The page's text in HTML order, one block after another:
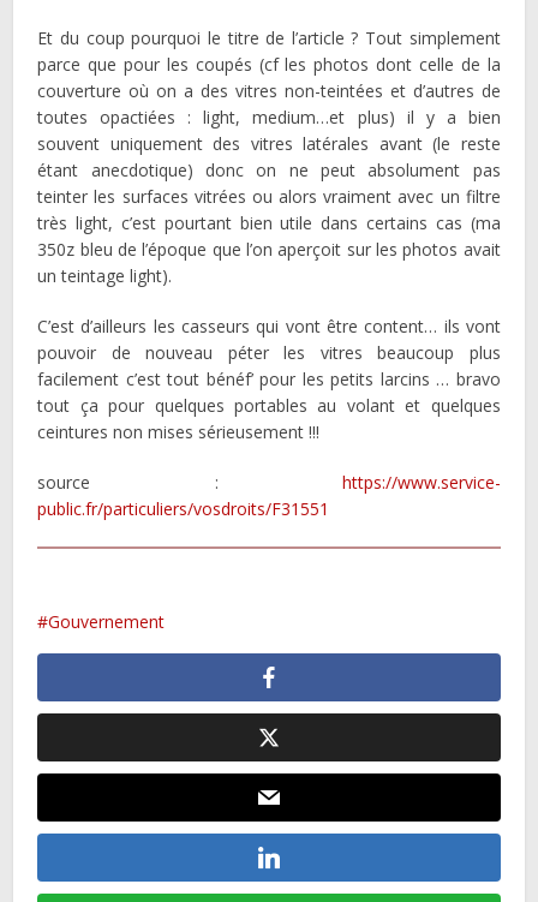
Et du coup pourquoi le titre de l’article ? Tout simplement
parce que pour les coupés (cf les photos dont celle de la
couverture où on a des vitres non-teintées et d’autres de
toutes opactiées : light, medium…et plus) il y a bien
souvent uniquement des vitres latérales avant (le reste
étant anecdotique) donc on ne peut absolument pas
teinter les surfaces vitrées ou alors vraiment avec un filtre
très light, c’est pourtant bien utile dans certains cas (ma
350z bleu de l’époque que l’on aperçoit sur les photos avait
un teintage light).
C’est d’ailleurs les casseurs qui vont être content… ils vont
pouvoir de nouveau péter les vitres beaucoup plus
facilement c’est tout bénéf’ pour les petits larcins … bravo
tout ça pour quelques portables au volant et quelques
ceintures non mises sérieusement !!!
source : https://www.service-
public.fr/particuliers/vosdroits/F31551
Gouvernement